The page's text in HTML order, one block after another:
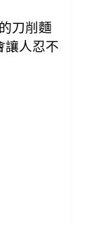
刀削麵
讓人忍不